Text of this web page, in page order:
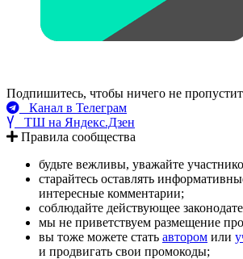
Подпишитесь, чтобы ничего не
Канал в Телеграм
ТШ на Яндекс.Дзен
Правила сообщества
будьте вежливы, уважайте
старайтесь оставлять
интересные комментарии;
соблюдайте действующее
мы не приветствуем размещение
вы тоже можете стать автором или
и продвигать свои промокоды;